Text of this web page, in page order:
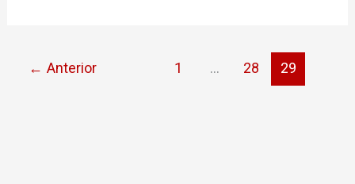
← Anterior 1 … 28 29